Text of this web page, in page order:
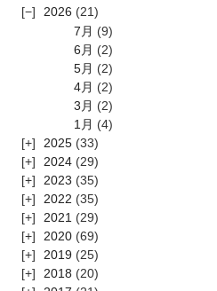
2026 (21)
7月 (9)
6月 (2)
5月 (2)
4月 (2)
3月 (2)
1月 (4)
2025 (33)
2024 (29)
2023 (35)
2022 (35)
2021 (29)
2020 (69)
2019 (25)
2018 (20)